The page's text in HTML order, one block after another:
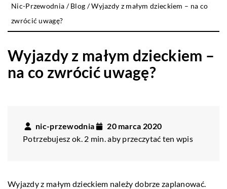
Nic-Przewodnia /Blog /Wyjazdy z małym dzieckiem – na co
zwrócić uwagę?
Wyjazdy z małym dzieckiem –
na co zwrócić uwagę?
nic-przewodnia
20 marca 2020
Potrzebujesz ok. 2 min. aby przeczytać ten wpis
Wyjazdy z małym dzieckiem należy dobrze zaplanować.